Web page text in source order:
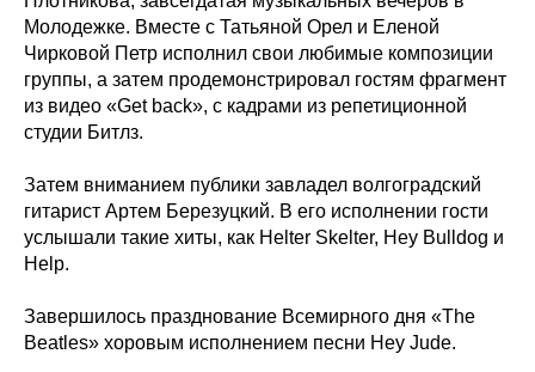
Молодежке. Вместе с Татьяной Орел и Еленой
Чирковой Петр исполнил свои любимые композиции
группы, а затем продемонстрировал гостям фрагмент
из видео «Get back», с кадрами из репетиционной
студии Битлз.
Затем вниманием публики завладел волгоградский
гитарист Артем Березуцкий. В его исполнении гости
услышали такие хиты, как Helter Skelter, Hey Bulldog и
Help.
Завершилось празднование Всемирного дня «The
Beatles» хоровым исполнением песни Hey Jude.